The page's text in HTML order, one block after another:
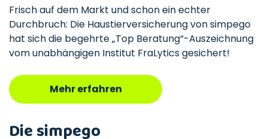
Frisch auf dem Markt und schon ein echter
Durchbruch: Die Haustierversicherung von simpego
hat sich die begehrte „Top Beratung“-Auszeichnung
vom unabhängigen Institut FraLytics gesichert!
Mehr erfahren
Die simpego